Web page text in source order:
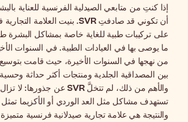
بالبشرة فمن المحتمل
التجارية في الأصل سمعتها
طورها الصيادلة وغالبًا
الأخيرة، وسّعتSVR
بتوسيع نطاق نهجها لتجمع
وحسية وابتكارات متميزة.
لا تزال الرعاية التي
تمثل نقطة قوة رئيسية.
متميزة تبدو علاجية